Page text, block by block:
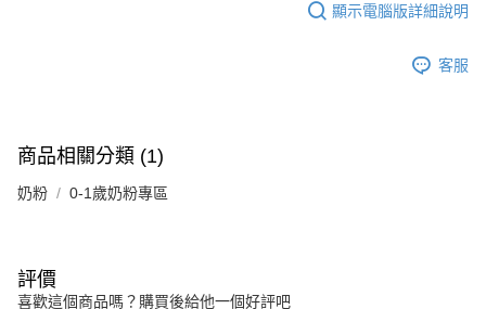
顯示電腦版詳細說明
客服
商品相關分類 (1)
奶粉 0-1歲奶粉專區
評價
喜歡這個商品嗎？購買後給他一個好評吧